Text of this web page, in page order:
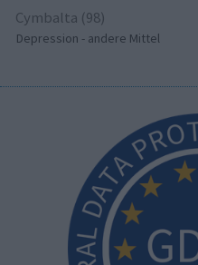
Cymbalta (98)
Depression - andere Mittel